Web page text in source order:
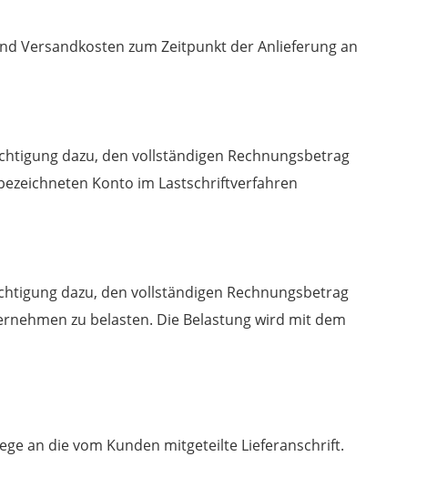
Versandkosten zum Zeitpunkt der Anlieferung an
dazu, den vollständigen Rechnungsbetrag
Konto im Lastschriftverfahren
dazu, den vollständigen Rechnungsbetrag
zu belasten. Die Belastung wird mit dem
an die vom Kunden mitgeteilte Lieferanschrift.